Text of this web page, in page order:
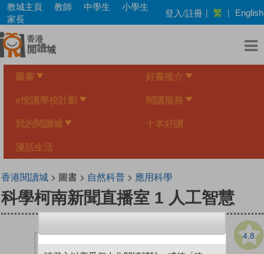
Skip
main
content
教城主頁 教師 中學生
小學生
家長
登入/註冊 | 繁 | English
圖書 好書推介
e悅讀學校計劃 閱讀服務
我的閱讀城 十本好讀
漫話生活
香港閱讀城> 圖書 > 自然科普> 應用科學
科學柯南新聞直播室 1 人工智慧
4.8